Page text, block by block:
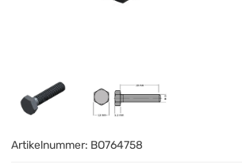
Artikelnummer: BO764758